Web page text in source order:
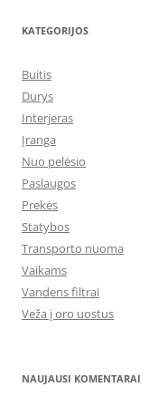
KATEGORIJOS
Buitis
Durys
Interjeras
Įranga
Nuo pelėsio
Paslaugos
Prekės
Statybos
Transporto nuoma
Vaikams
Vandens filtrai
Veža į oro uostus
NAUJAUSI KOMENTARAI